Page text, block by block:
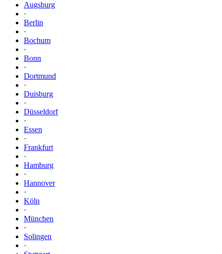
Augsburg
·
Berlin
·
Bochum
·
Bonn
·
Dortmund
·
Duisburg
·
Düsseldorf
·
Essen
·
Frankfurt
·
Hamburg
·
Hannover
·
Köln
·
München
·
Solingen
·